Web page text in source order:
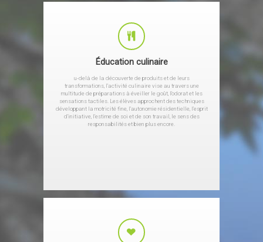
Éducation culinaire
u-delà de la découverte de produits et de leurs
transformations, l’activité culinaire vise au travers une
multitude de préparations à éveiller le goût, l’odorat et les
sensations tactiles. Les élèves approchent des techniques
développant la motricité fine, l’autonomie résidentielle, l’esprit
d’initiative, l’estime de soi et de son travail, le sens des
responsabilités et bien plus encore.